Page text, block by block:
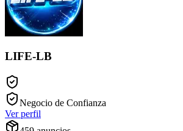
LIFE-LB
Negocio de Confianza
Ver perfil